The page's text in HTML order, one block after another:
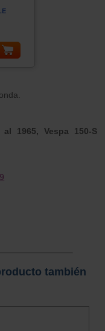
1965, Vespa 150-S
también